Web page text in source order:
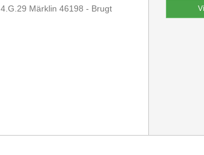
4.G.29 Märklin 46198 - Brugt